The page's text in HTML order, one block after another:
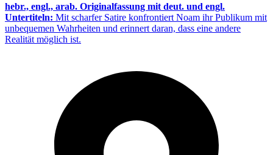
hebr., engl., arab. Originalfassung mit deut. und engl.
Untertiteln: Mit scharfer Satire konfrontiert Noam ihr Publikum mit
unbequemen Wahrheiten und erinnert daran, dass eine andere
Realität möglich ist.